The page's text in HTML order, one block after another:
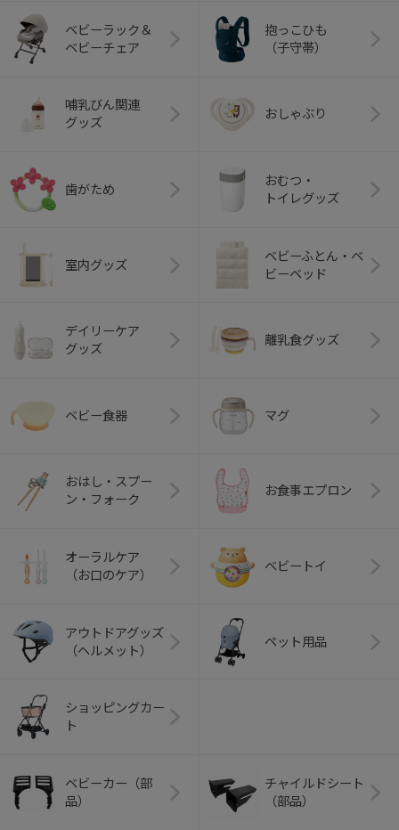
ベビーラック＆
ベビーチェア
抱っこひも
（子守帯）
哺乳びん関連
グッズ
おしゃぶり
歯がため
おむつ・
トイレグッズ
室内グッズ
ベビーふとん・ベ
ビーベッド
デイリーケア
グッズ
離乳食グッズ
ベビー食器 マグ
おはし・スプー
ン・フォーク
お食事エプロン
オーラルケア
（お口のケア）
ベビートイ
アウトドアグッズ
（ヘルメット）
ペット用品
ショッピングカー
ト
ベビーカー（部
品）
チャイルドシート
（部品）